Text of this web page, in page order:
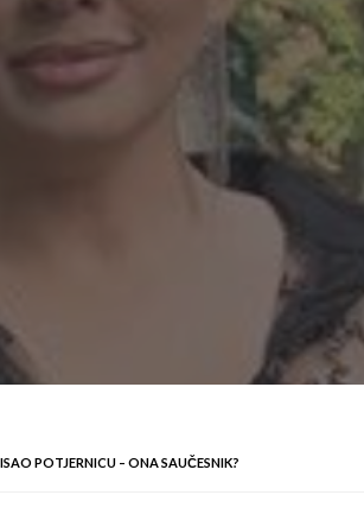
POTJERNICU – ONA SAUČESNIK?